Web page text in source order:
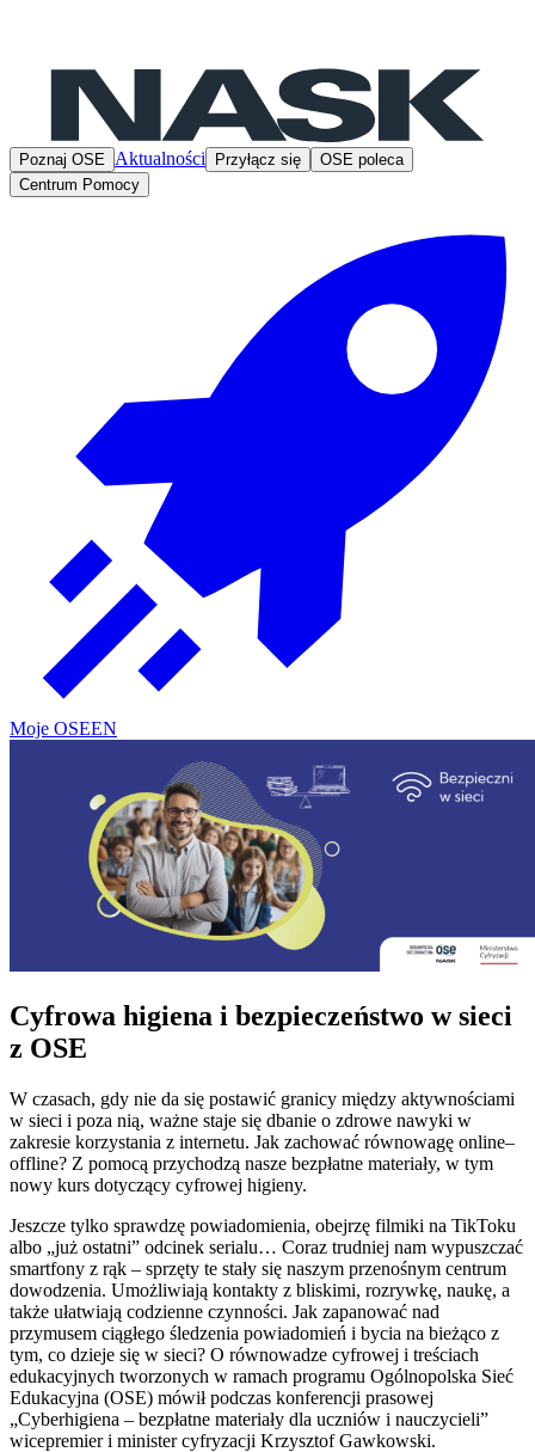
Poznaj OSE Aktualności Przyłącz się
OSE poleca
Centrum Pomocy
Moje OSEEN
Cyfrowa higiena i bezpieczeństwo w sieci
z OSE
W czasach, gdy nie da się postawić granicy między aktywnościami
w sieci i poza nią, ważne staje się dbanie o zdrowe nawyki w
zakresie korzystania z internetu. Jak zachować równowagę online–
offline? Z pomocą przychodzą nasze bezpłatne materiały, w tym
nowy kurs dotyczący cyfrowej higieny.
Jeszcze tylko sprawdzę powiadomienia, obejrzę filmiki na TikToku
albo „już ostatni” odcinek serialu… Coraz trudniej nam wypuszczać
smartfony z rąk – sprzęty te stały się naszym przenośnym centrum
dowodzenia. Umożliwiają kontakty z bliskimi, rozrywkę, naukę, a
także ułatwiają codzienne czynności. Jak zapanować nad
przymusem ciągłego śledzenia powiadomień i bycia na bieżąco z
tym, co dzieje się w sieci? O równowadze cyfrowej i treściach
edukacyjnych tworzonych w ramach programu Ogólnopolska Sieć
Edukacyjna (OSE) mówił podczas konferencji prasowej
„Cyberhigiena – bezpłatne materiały dla uczniów i nauczycieli”
wicepremier i minister cyfryzacji Krzysztof Gawkowski.